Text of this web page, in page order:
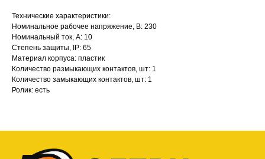
Технические характеристики:
Номинальное рабочее напряжение, В: 230
Номинальный ток, А: 10
Степень защиты, IP: 65
Материал корпуса: пластик
Количество размыкающих контактов, шт: 1
Количество замыкающих контактов, шт: 1
Ролик: есть